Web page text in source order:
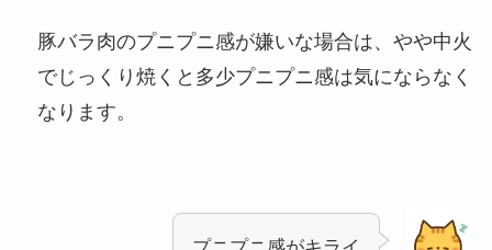
豚バラ肉のプニプニ感が嫌いな場合は、やや中火
でじっくり焼くと多少プニプニ感は気にならなく
なります。